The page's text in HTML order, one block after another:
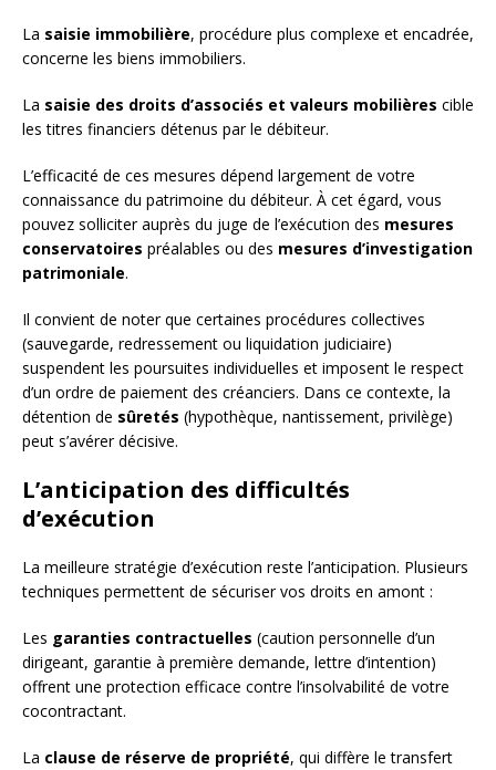
La saisie immobilière, procédure plus complexe et encadrée,
concerne les biens immobiliers.
La saisie des droits d’associés et valeurs mobilières cible
les titres financiers détenus par le débiteur.
L’efficacité de ces mesures dépend largement de votre
connaissance du patrimoine du débiteur. À cet égard, vous
pouvez solliciter auprès du juge de l’exécution des mesures
conservatoires préalables ou des mesures d’investigation
patrimoniale.
Il convient de noter que certaines procédures collectives
(sauvegarde, redressement ou liquidation judiciaire)
suspendent les poursuites individuelles et imposent le respect
d’un ordre de paiement des créanciers. Dans ce contexte, la
détention de sûretés (hypothèque, nantissement, privilège)
peut s’avérer décisive.
L’anticipation des difficultés
d’exécution
La meilleure stratégie d’exécution reste l’anticipation. Plusieurs
techniques permettent de sécuriser vos droits en amont :
Les garanties contractuelles (caution personnelle d’un
dirigeant, garantie à première demande, lettre d’intention)
offrent une protection efficace contre l’insolvabilité de votre
cocontractant.
La clause de réserve de propriété, qui diffère le transfert